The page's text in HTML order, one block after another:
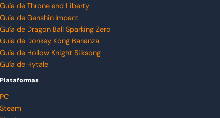
Guía de Throne and Liberty
Guía de Genshin Impact
Guía de Dragon Ball Sparking Zero
Guía de Donkey Kong Bananza
Guía de Hollow Knight Silksong
Guía de Hytale
Plataformas
PC
Steam